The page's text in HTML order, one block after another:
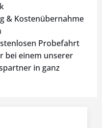
& Kostenübernahme
Probefahrt
bei einem unserer
in ganz